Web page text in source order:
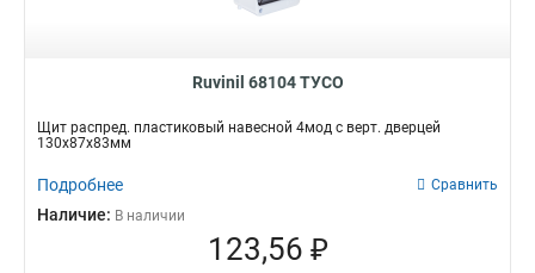
Ruvinil 68104 ТУСО
Щит распред. пластиковый навесной 4мод с верт. дверцей
130х87х83мм
Подробнее Сравнить
Наличие: В наличии
123,56 ₽